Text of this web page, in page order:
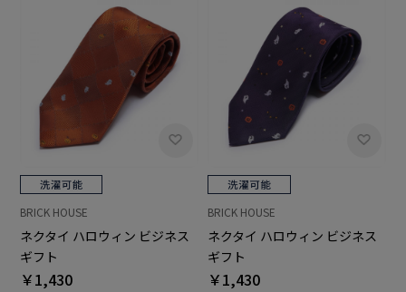
BRICK HOUSE
ネクタイ ハロウィン ビジネス
ギフト
￥1,430
BRICK HOUSE
ネクタイ ハロウィン ビジネス
ギフト
￥1,430